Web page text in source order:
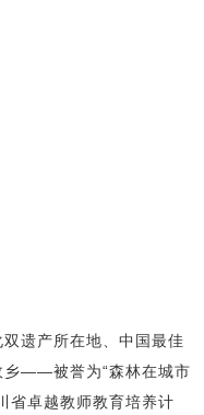
遗产所在地、中国最佳
乡——被誉为“森林在城市
省卓越教师教育培养计